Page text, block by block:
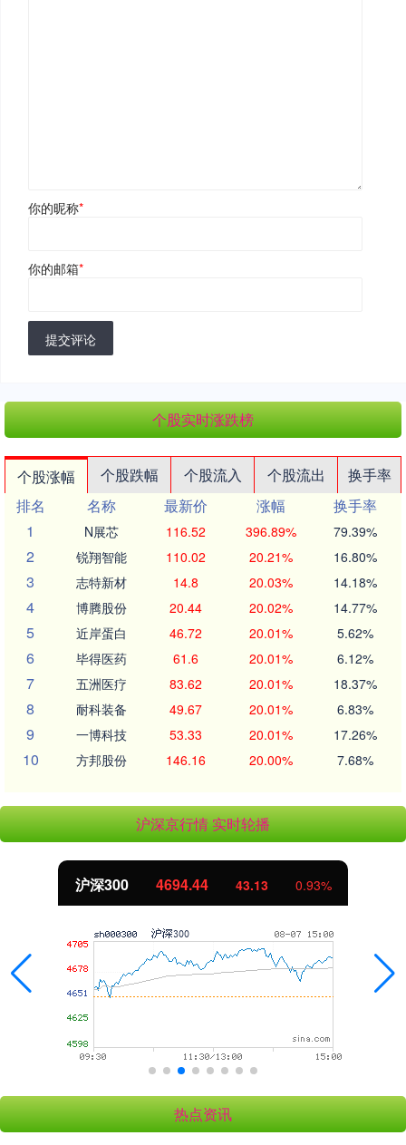
你的昵称*
你的邮箱*
提交评论
个股实时涨跌榜
个股涨幅 个股跌幅 个股流入 个股流出
换手率
排名
名称 最新价 涨幅
换手率
1
N展芯 116.52 396.89% 79.39%
2 锐翔智能 110.02 20.21% 16.80%
3 志特新材 14.8 20.03% 14.18%
4 博腾股份 20.44 20.02% 14.77%
5 近岸蛋白 46.72 20.01% 5.62%
6 毕得医药 61.6 20.01% 6.12%
7 五洲医疗 83.62 20.01% 18.37%
8 耐科装备 49.67 20.01% 6.83%
9 一博科技 53.33 20.01% 17.26%
10 方邦股份 146.16 20.00% 7.68%
沪深京行情 实时轮播
北证50 1134.24 11.37 1.01%
热点资讯